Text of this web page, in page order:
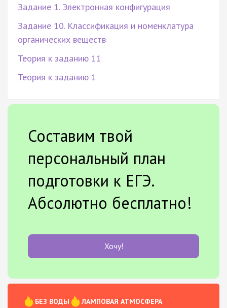
Задание 1. Электронная конфигурация
Задание 10. Классификация и номенклатура
органических веществ
Теория к заданию 11
Теория к заданию 1
Составим твой
персональный план
подготовки к ЕГЭ.
Абсолютно бесплатно!
Хочу!
БЕЗ ВОДЫ
ЛАМПОВАЯ АТМОСФЕРА